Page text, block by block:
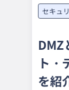
セキュ
DMZ
ト・
を紹